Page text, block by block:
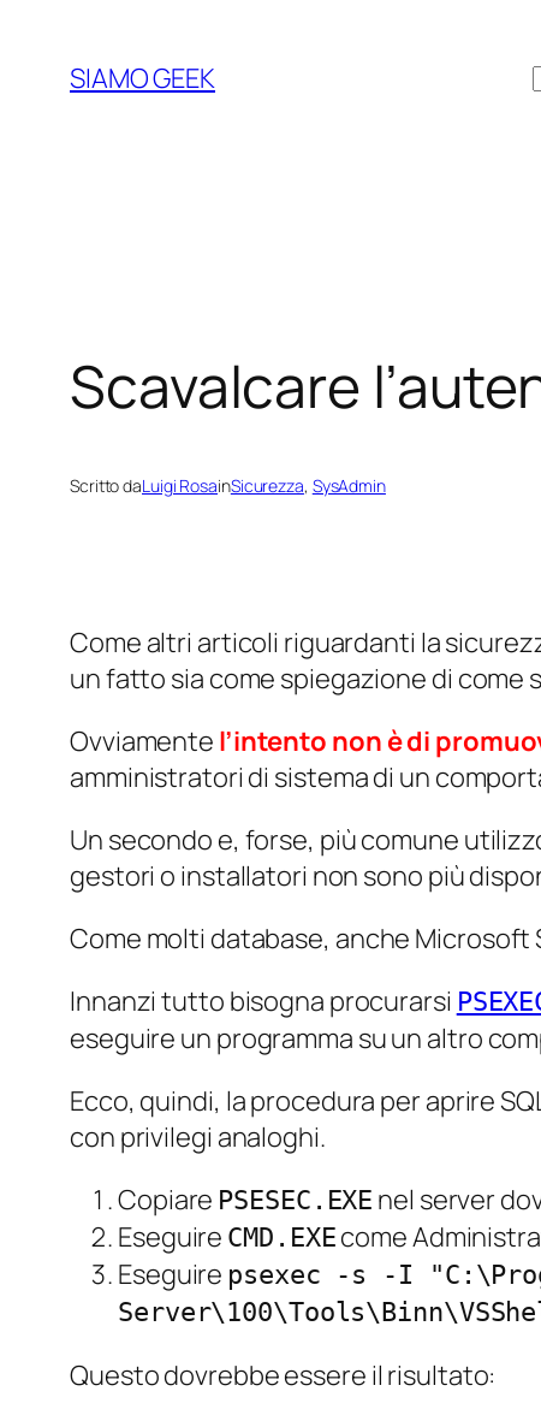
contenuto
SIAMO GEEK
Scavalcare
Scritto daLuigi RosainSicurezza, SysAdmin
Come altri articoli riguardanti la
un fatto sia come spiegazione di come
Ovviamente l’intento non è di
amministratori di sistema di un
Un secondo e, forse, più comune
gestori o installatori non sono più
Come molti database, anche Microsoft
Innanzi tutto bisogna procurarsi
eseguire un programma su un altro
Ecco, quindi, la procedura per aprire
con privilegi analoghi.
Copiare PSESEC.EXE nel server
Eseguire CMD.EXE come
Eseguire psexec -s -I
Questo dovrebbe essere il risultato: